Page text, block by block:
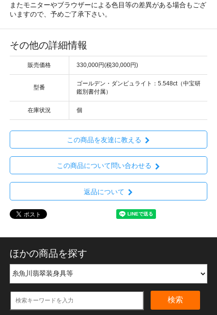
またモニターやブラウザーによる色目等の差異がある場合もござ
いますので、予めご了承下さい。
その他の詳細情報
販売価格 330,000円(税30,000円)
型番
ゴールデン・ダンビュライト：5.548ct（中宝研
鑑別書付属）
在庫状況 個
この商品を友達に教える
この商品について問い合わせる
返品について
ほかの商品を探す
検索